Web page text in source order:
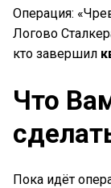
Операция:
Логово
кто завершил
Что
Пока идёт